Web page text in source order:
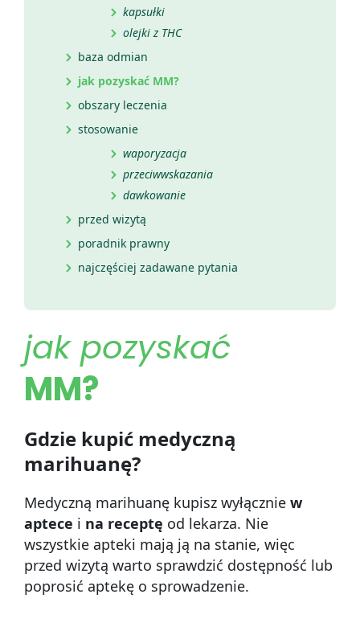
kapsułki
olejki z THC
baza odmian
jak pozyskać MM?
obszary leczenia
stosowanie
waporyzacja
przeciwwskazania
dawkowanie
przed wizytą
poradnik prawny
najczęściej zadawane pytania
jak pozyskać
MM?
Gdzie kupić medyczną
marihuanę?
Medyczną marihuanę kupisz wyłącznie w
aptece i na receptę od lekarza. Nie
wszystkie apteki mają ją na stanie, więc
przed wizytą warto sprawdzić dostępność lub
poprosić aptekę o sprowadzenie.